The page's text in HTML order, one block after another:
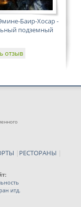
Баир-Хосар -
подземный
отзыв
| РЕСТОРАНЫ |
итд.